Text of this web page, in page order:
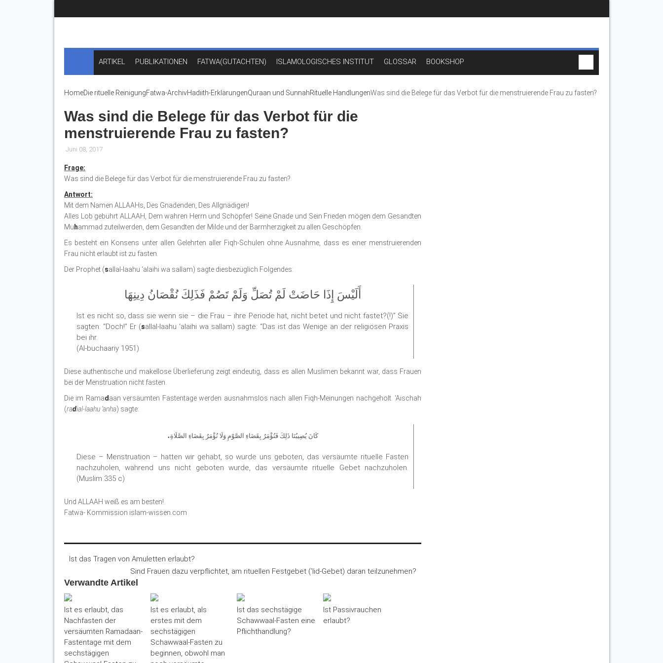
ARTIKEL PUBLIKATIONEN FATWA(GUTACHTEN) ISLAMOLOGISCHES INSTITUT GLOSSAR BOOKSHOP
HomeDie rituelle ReinigungFatwa-ArchivHadiith-ErklärungenQuraan und SunnahRituelle HandlungenWas sind die Belege für das Verbot für die menstruierende Frau zu fasten?
Was sind die Belege für das Verbot für die
menstruierende Frau zu fasten?
Juni 08, 2017
Frage:
Was sind die Belege für das Verbot für die menstruierende Frau zu fasten?
Antwort:
Mit dem Namen ALLAAHs, Des Gnadenden, Des Allgnädigen!
Alles Lob gebührt ALLAAH, Dem wahren Herrn und Schöpfer! Seine Gnade und Sein Frieden mögen dem Gesandten
Mu hammad zuteilwerden, dem Gesandten der Milde und der Barmherzigkeit zu allen Geschöpfen.
Es besteht ein Konsens unter allen Gelehrten aller Fiqh-Schulen ohne Ausnahme, dass es einer menstruierenden
Frau nicht erlaubt ist zu fasten.
Der Prophet (sallal-laahu ‘alaihi wa sallam) sagte diesbezüglich Folgendes:
أَلَيْسَ إِذَا حَاضَتْ لَمْ تُصَلِّ وَلَمْ تَصُمْ فَذَلِكَ نُقْصَانُ دِينِهَا
Ist es nicht so, dass sie wenn sie – die Frau – ihre Periode hat, nicht betet und nicht fastet?(!)” Sie
sagten: “Doch!” Er (sallal-laahu ‘alaihi wa sallam) sagte: “Das ist das Wenige an der religiösen Praxis
bei ihr.
(Al-buchaariy 1951)
Diese authentische und makellose Überlieferung zeigt eindeutig, dass es allen Muslimen bekannt war, dass Frauen
bei der Menstruation nicht fasten.
Die im Ramad aan versäumten Fastentage werden ausnahmslos nach allen Fiqh-Meinungen nachgeholt. ‘Aischah
(radial-laahu ‘anha) sagte:
كَانَ يُصِيبُنَا ذَلِكَ فَنُؤْمَرُ بِقَضَاءِ الصَّوْمِ وَلَا نُؤْمَرُ بِقَضَاءِ الصَّلَاةِ.
Diese – Menstruation – hatten wir gehabt, so wurde uns geboten, das versäumte rituelle Fasten
nachzuholen, während uns nicht geboten wurde, das versäumte rituelle Gebet nachzuholen.
(Muslim 335 c)
Und ALLAAH weiß es am besten!
Fatwa- Kommission islam-wissen.com
Ist das Tragen von Amuletten erlaubt?
Sind Frauen dazu verpflichtet, am rituellen Festgebet (’Iid-Gebet) daran teilzunehmen?
Verwandte Artikel
Ist es erlaubt, das
Nachfasten der
versäumten Ramadaan-
Fastentage mit dem
sechstägigen
Ist es erlaubt, als
erstes mit dem
sechstägigen
Schawwaal-Fasten zu
beginnen, obwohl man
Ist das sechstägige
Schawwaal-Fasten eine
Pflichthandlung?
Ist Passivrauchen
erlaubt?